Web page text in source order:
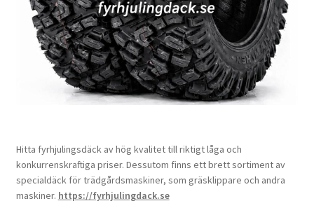
Hitta fyrhjulingsdäck av hög kvalitet till riktigt låga och
konkurrenskraftiga priser. Dessutom finns ett brett sortiment av
specialdäck för trädgårdsmaskiner, som gräsklippare och andra
maskiner. https://fyrhjulingdack.se